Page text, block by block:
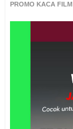
PROMO KACA